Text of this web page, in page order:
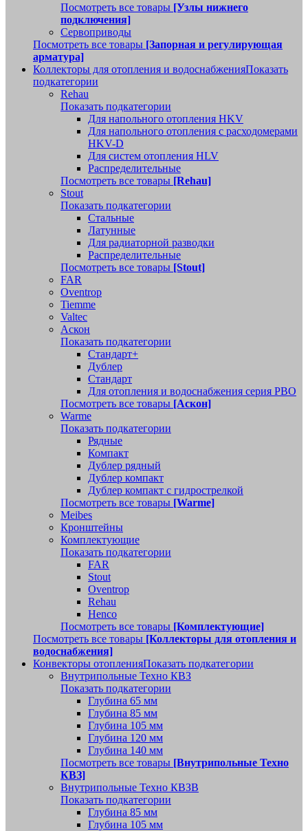
Посмотреть все товары [Узлы нижнего
подключения]
Сервоприводы
Посмотреть все товары [Запорная и регулирующая
арматура]
Коллекторы для отопления и водоснабженияПоказать
подкатегории
Rehau
Показать подкатегории
Для напольного отопления HKV
Для напольного отопления с расходомерами
HKV-D
Для систем отопления HLV
Распределительные
Посмотреть все товары [Rehau]
Stout
Показать подкатегории
Стальные
Латунные
Для радиаторной разводки
Распределительные
Посмотреть все товары [Stout]
FAR
Oventrop
Tiemme
Valtec
Аскон
Показать подкатегории
Стандарт+
Дублер
Стандарт
Для отопления и водоснабжения серия РВО
Посмотреть все товары [Аскон]
Warme
Показать подкатегории
Рядные
Компакт
Дублер рядный
Дублер компакт
Дублер компакт с гидрострелкой
Посмотреть все товары [Warme]
Meibes
Кронштейны
Комплектующие
Показать подкатегории
FAR
Stout
Oventrop
Rehau
Henco
Посмотреть все товары [Комплектующие]
Посмотреть все товары [Коллекторы для отопления и
водоснабжения]
Конвекторы отопленияПоказать подкатегории
Внутрипольные Техно КВЗ
Показать подкатегории
Глубина 65 мм
Глубина 85 мм
Глубина 105 мм
Глубина 120 мм
Глубина 140 мм
Посмотреть все товары [Внутрипольные Техно
КВЗ]
Внутрипольные Техно КВЗВ
Показать подкатегории
Глубина 85 мм
Глубина 105 мм